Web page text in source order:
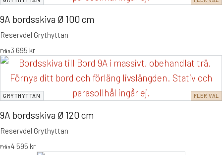
9A bordsskiva Ø 100 cm
Reservdel Grythyttan
Från3 695 kr
GRYTHYTTAN FLER VAL
9A bordsskiva Ø 120 cm
Reservdel Grythyttan
Från4 595 kr